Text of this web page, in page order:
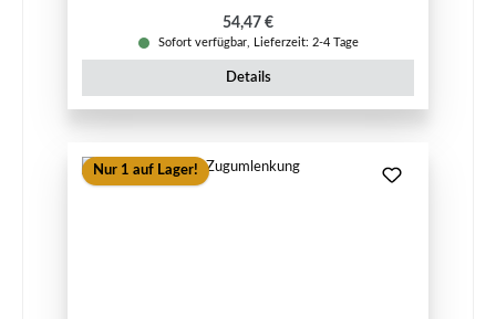
Regulärer Preis:
54,47 €
Sofort verfügbar, Lieferzeit: 2-4 Tage
Details
Nur 1 auf Lager!